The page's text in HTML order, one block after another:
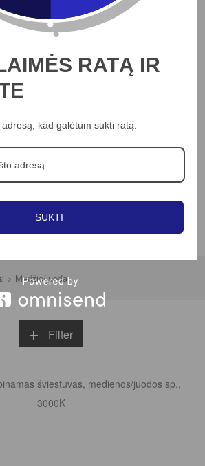
Apie mus
Profesionalams
Kontaktai
Šviestuvai
Ventiliatoriai
> Medžio/juoda
Filter
RATĄ IR
kad galėtum sukti ratą.
SUKTI